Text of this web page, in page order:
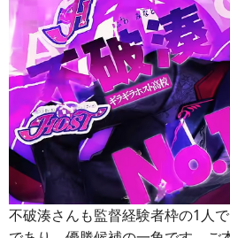
不破湊さんも監督経験者枠の1人